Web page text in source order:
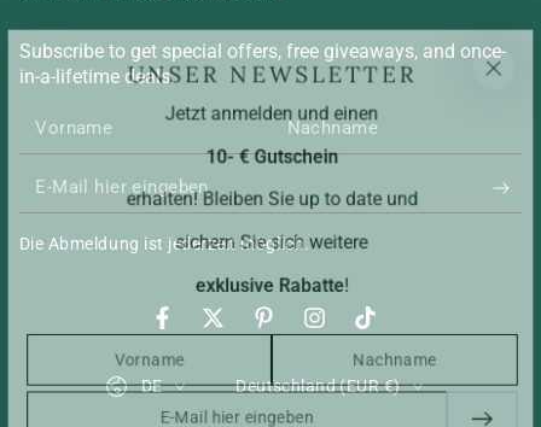
Subscribe to get special offers, free giveaways, and once-
in-a-lifetime deals.
E-
Mail
hier
Die Abmeldung ist jederzeit möglich.
FacebookTwitterPinterestInstagramTikTok
Sprache
DE Deutschland (EUR €)
UNSER NEWSLETTER
Jetzt anmelden und einen
10- € Gutschein
erhalten! Bleiben Sie up to date und
sichern Sie sich weitere
exklusive Rabatte!